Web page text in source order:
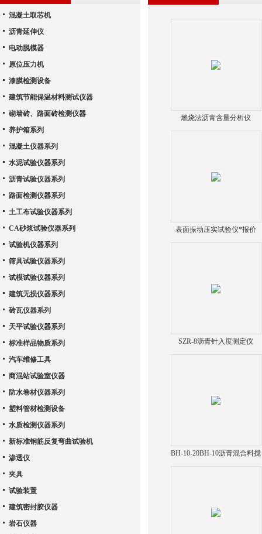
燃烧法沥青含量分析仪
表面振动压实试验仪*报价
SZR-8沥青针入度测定仪
BH-10-20BH-10沥青混合料搅
混凝土取芯机
沥青延伸仪
电动脱模器
原位压力机
漆膜检测设备
建筑节能保温材料测试仪器
砌墙砖、路面砖检测仪器
养护箱系列
混凝土仪器系列
水泥试验仪器系列
沥青试验仪器系列
路面检测仪器系列
土工布试验仪器系列
CA砂浆试验仪器系列
试验机仪器系列
筛具试验仪器系列
试模试验仪器系列
建筑无损仪器系列
砖瓦仪器系列
天平试验仪器系列
标准样品物质系列
汽车维修工具
商混站试验室仪器
防水卷材仪器系列
塑料管材检测设备
水质检测仪器系列
新标准钢筋反复弯曲试验机
渗透仪
夹具
试验装置
建筑密封胶仪器
岩石仪器